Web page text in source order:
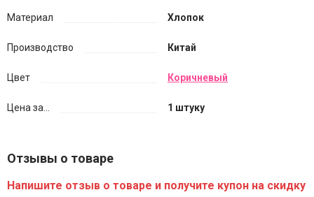
Материал Хлопок
Производство Китай
Цвет Коричневый
Цена за... 1 штуку
Отзывы о товаре
Напишите отзыв о товаре и получите купон на скидку